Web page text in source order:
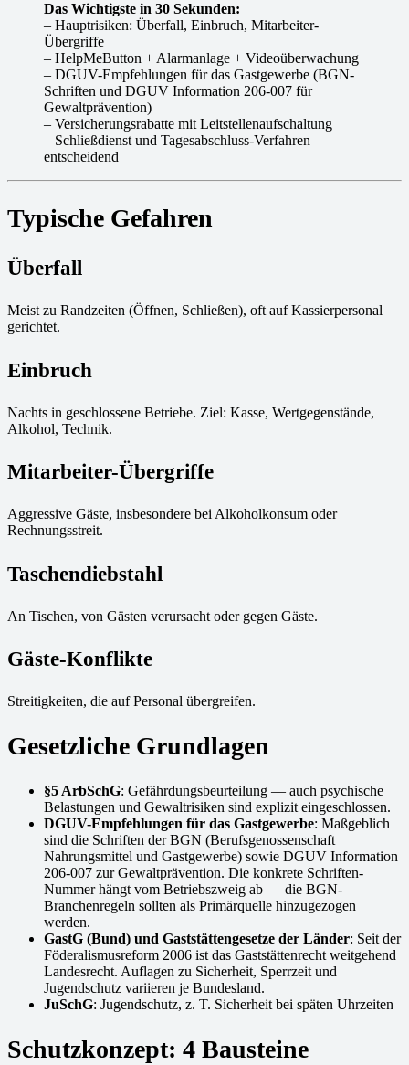
Das Wichtigste in 30 Sekunden:
– Hauptrisiken: Überfall, Einbruch, Mitarbeiter-
Übergriffe
– HelpMeButton + Alarmanlage + Videoüberwachung
– DGUV-Empfehlungen für das Gastgewerbe (BGN-
Schriften und DGUV Information 206-007 für
Gewaltprävention)
– Versicherungsrabatte mit Leitstellenaufschaltung
– Schließdienst und Tagesabschluss-Verfahren
entscheidend
Typische Gefahren
Überfall
Meist zu Randzeiten (Öffnen, Schließen), oft auf Kassierpersonal
gerichtet.
Einbruch
Nachts in geschlossene Betriebe. Ziel: Kasse, Wertgegenstände,
Alkohol, Technik.
Mitarbeiter-Übergriffe
Aggressive Gäste, insbesondere bei Alkoholkonsum oder
Rechnungsstreit.
Taschendiebstahl
An Tischen, von Gästen verursacht oder gegen Gäste.
Gäste-Konflikte
Streitigkeiten, die auf Personal übergreifen.
Gesetzliche Grundlagen
§5 ArbSchG: Gefährdungsbeurteilung — auch psychische
Belastungen und Gewaltrisiken sind explizit eingeschlossen.
DGUV-Empfehlungen für das Gastgewerbe: Maßgeblich
sind die Schriften der BGN (Berufsgenossenschaft
Nahrungsmittel und Gastgewerbe) sowie DGUV Information
206-007 zur Gewaltprävention. Die konkrete Schriften-
Nummer hängt vom Betriebszweig ab — die BGN-
Branchenregeln sollten als Primärquelle hinzugezogen
werden.
GastG (Bund) und Gaststättengesetze der Länder: Seit der
Föderalismusreform 2006 ist das Gaststättenrecht weitgehend
Landesrecht. Auflagen zu Sicherheit, Sperrzeit und
Jugendschutz variieren je Bundesland.
JuSchG: Jugendschutz, z. T. Sicherheit bei späten Uhrzeiten
Schutzkonzept: 4 Bausteine